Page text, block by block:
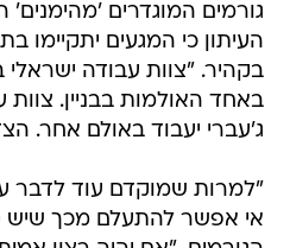
גורמים המוגדרים 'מהימנים'
העיתון כי המגעים יתקיימו
בקהיר. "צוות עבודה ישראלי
באחד האולמות בבניין.
ג'עברי יעבוד באולם אחר.
"למרות שמוקדם עוד לדבר
אי אפשר להתעלם מכך שיש